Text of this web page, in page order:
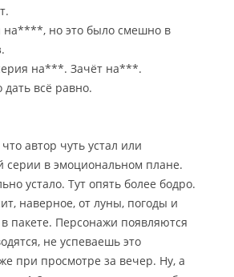
на****, но это было смешно в
на***. Зачёт на***.
всё равно.
автор чуть устал или
серии в эмоциональном плане.
устало. Тут опять более бодро.
наверное, от луны, погоды и
в пакете. Персонажи появляются
не успеваешь это
при просмотре за вечер. Ну, а